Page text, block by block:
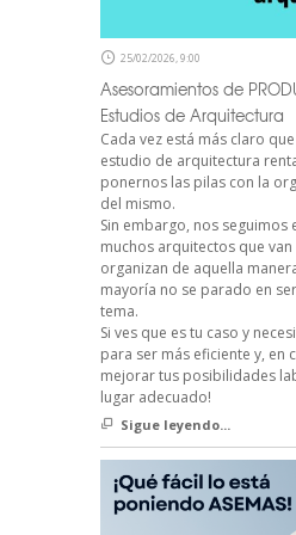
25/02/2026, 9:00
Asesoramientos de
Estudios de Arquitectura
Cada vez está más claro
estudio de arquitectura
ponernos las pilas con la
del mismo.
Sin embargo, nos seguimos
muchos arquitectos que
organizan de aquella
mayoría no se parado en
tema.
Si ves que es tu caso y
para ser más eficiente y, en
mejorar tus posibilidades
lugar adecuado!
Sigue leyendo...